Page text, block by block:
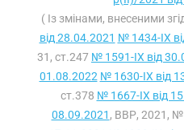
( Із змінами, внесеними
від 28.04.2021 № 1434-IX
31, ст.247 № 1591-IX від
01.08.2022 № 1630-IX від
ст.378 № 1667-IX від
08.09.2021 , ВВР, 2021, №